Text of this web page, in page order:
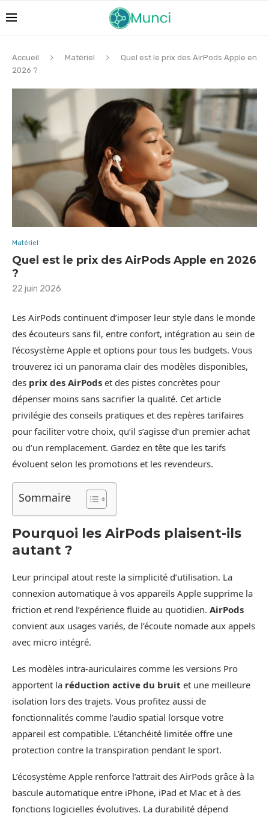
Accueil Matériel
Quel est le prix des AirPods Apple en
2026 ?
Matériel
Quel est le prix des AirPods Apple en 2026
?
22 juin 2026
Les AirPods continuent d’imposer leur style dans le monde
des écouteurs sans fil, entre confort, intégration au sein de
l’écosystème Apple et options pour tous les budgets. Vous
trouverez ici un panorama clair des modèles disponibles,
des prix des AirPods et des pistes concrètes pour
dépenser moins sans sacrifier la qualité. Cet article
privilégie des conseils pratiques et des repères tarifaires
pour faciliter votre choix, qu’il s’agisse d’un premier achat
ou d’un remplacement. Gardez en tête que les tarifs
évoluent selon les promotions et les revendeurs.
Sommaire
Pourquoi les AirPods plaisent-ils
autant ?
Leur principal atout reste la simplicité d’utilisation. La
connexion automatique à vos appareils Apple supprime la
friction et rend l’expérience fluide au quotidien. AirPods
convient aux usages variés, de l’écoute nomade aux appels
avec micro intégré.
Les modèles intra-auriculaires comme les versions Pro
apportent la réduction active du bruit et une meilleure
isolation lors des trajets. Vous profitez aussi de
fonctionnalités comme l’audio spatial lorsque votre
appareil est compatible. L’étanchéité limitée offre une
protection contre la transpiration pendant le sport.
L’écosystème Apple renforce l’attrait des AirPods grâce à la
bascule automatique entre iPhone, iPad et Mac et à des
fonctions logicielles évolutives. La durabilité dépend